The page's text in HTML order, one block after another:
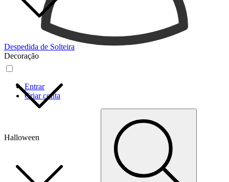
Despedida de Solteira
Decoração
Halloween
Entrar
Criar conta